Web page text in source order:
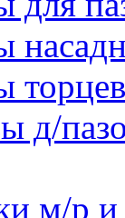
д/
м/р